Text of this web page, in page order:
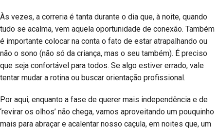
Às vezes, a correria é tanta durante o dia que, à noite, quando
tudo se acalma, vem aquela oportunidade de conexão. Também
é importante colocar na conta o fato de estar atrapalhando ou
não o sono (não só da criança, mas o seu também). É preciso
que seja confortável para todos. Se algo estiver errado, vale
tentar mudar a rotina ou buscar orientação profissional.
Por aqui, enquanto a fase de querer mais independência e de
‘revirar os olhos’ não chega, vamos aproveitando um pouquinho
mais para abraçar e acalentar nosso caçula, em noites que, um